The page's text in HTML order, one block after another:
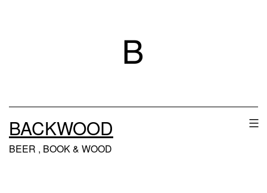
へ
キ
BACKWOOD
BEER , BOOK & WOOD